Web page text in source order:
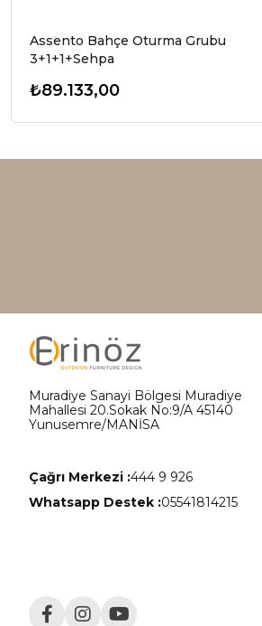
Assento Bahçe Oturma Grubu
3+1+1+Sehpa
₺89.133,00
Muradiye Sanayi Bölgesi Muradiye
Mahallesi 20.Sokak No:9/A 45140
Yunusemre/MANİSA
Çağrı Merkezi :444 9 926
Whatsapp Destek :05541814215